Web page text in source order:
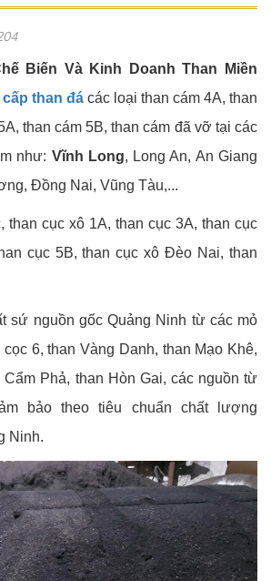
Biến Và Kinh Doanh Than Miền
than đá các loại than cám 4A, than
than cám 5B, than cám đã vỡ tại các
như: Vĩnh Long, Long An, An Giang
Đồng Nai, Vũng Tàu,...
than cục xô 1A, than cục 3A, than cục
cục 5B, than cục xô Đèo Nai, than
sứ nguồn gốc Quảng Ninh từ các mỏ
6, than Vàng Danh, than Mạo Khê,
Phả, than Hòn Gai, các nguồn từ
bảo theo tiêu chuẩn chất lượng
Ninh.